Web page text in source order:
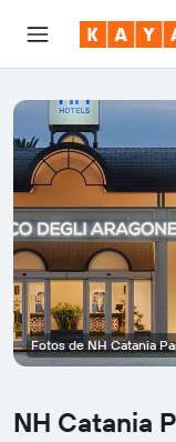
NH Catania
Fotos de NH Catania